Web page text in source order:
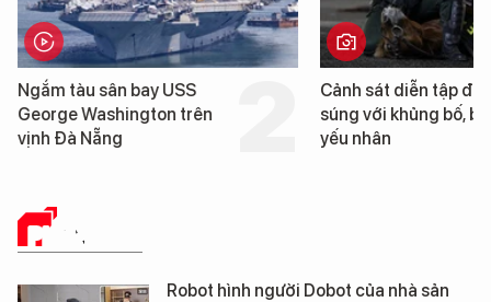
Cảnh sát diễn tập đấu
súng với khủng bố, bảo vệ
yếu nhân
Hình ảnh đầu tiên về
tàu sân bay USS
Washington vừa đến
PHÂN TÍCH
Robot hình người Dobot của nhà sản